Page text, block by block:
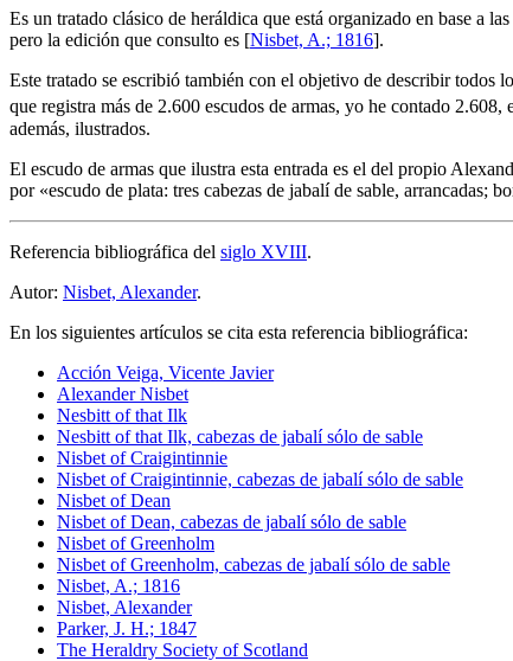
Es un tratado clásico de heráldica que está organizado en base a
pero la edición que consulto es [Nisbet, A.; 1816].
Este tratado se escribió también con el objetivo de describir todos
que registra más de 2.600 escudos de armas, yo he contado
además, ilustrados.
El escudo de armas que ilustra esta entrada es el del propio
por «escudo de plata: tres cabezas de jabalí de sable, arrancadas;
Referencia bibliográfica del siglo XVIII.
Autor: Nisbet, Alexander.
En los siguientes artículos se cita esta referencia bibliográfica:
Acción Veiga, Vicente Javier
Alexander Nisbet
Nesbitt of that Ilk
Nesbitt of that Ilk, cabezas de jabalí sólo de sable
Nisbet of Craigintinnie
Nisbet of Craigintinnie, cabezas de jabalí sólo de sable
Nisbet of Dean
Nisbet of Dean, cabezas de jabalí sólo de sable
Nisbet of Greenholm
Nisbet of Greenholm, cabezas de jabalí sólo de sable
Nisbet, A.; 1816
Nisbet, Alexander
Parker, J. H.; 1847
The Heraldry Society of Scotland